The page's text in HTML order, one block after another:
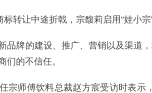
标转让中途折戟，宗馥莉启用“娃小
品牌的建设、推广、营销以及渠道
们的不信任。
宗师傅饮料总裁赵方宸受访时表示